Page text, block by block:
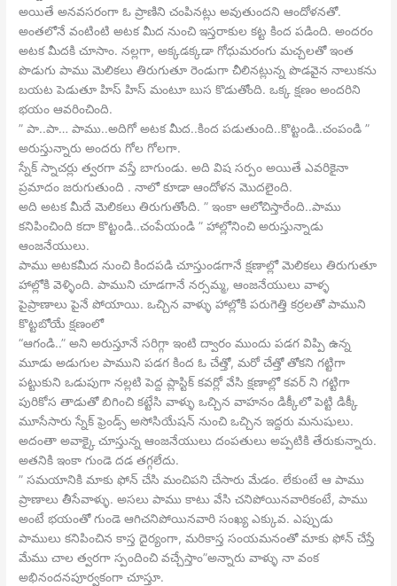
అయితే అనవసరంగా ఓ ప్రాణిని చంపినట్లు అవుతుందని ఆందోళనతో.
అంతలోనే వంటింటి అటక మీద నుంచి ఇస్తరాకుల కట్ట కింద పడింది. అందరం
అటక మీదకి చూసాం. నల్లగా, అక్కడక్కడా గోధుమరంగు మచ్చలతో ఇంత
పొడుగు పాము మెలికలు తిరుగుతూ రెండుగా చీలినట్లున్న పొడవైన నాలుకను
బయట పెడుతూ హిస్ హిస్ మంటూ బుస కొడుతోంది. ఒక్క క్షణం అందరిని
భయం ఆవరించింది.
” పా..పా… పాము..అదిగో అటక మీద..కింద పడుతుంది..కొట్టండి..చంపండి ”
అరుస్తున్నారు అందరు గోల గోలగా.
స్నేక్ స్నాచర్లు త్వరగా వస్తే బాగుండు. అది విష సర్పం అయితే ఎవరికైనా
ప్రమాదం జరుగుతుంది . నాలో కూడా ఆందోళన మొదలైంది.
అది అటక మీదే మెలికలు తిరుగుతోంది. ” ఇంకా ఆలోచిస్తారేంది..పాము
కనిపించింది కదా కొట్టండి..చంపేయండి ” హాల్లోనించి అరుస్తున్నాడు
ఆంజనేయులు.
పాము అటకమీద నుంచి కిందపడి చూస్తుండగానే క్షణాల్లో మెలికలు తిరుగుతూ
హాల్లోకి వెళ్ళింది. పాముని చూడగానే నర్సమ్మ, ఆంజనేయులు వాళ్ళ
పైప్రాణాలు పైనే పోయాయి. ఒచ్చిన వాళ్ళు హాల్లోకి పరుగెత్తి కర్రలతో పాముని
కొట్టబోయే క్షణంలో
“ఆగండి..” అని అరుస్తూనే సరిగ్గా ఇంటి ద్వారం ముందు పడగ విప్పి ఉన్న
మూడు అడుగుల పాముని పడగ కింద ఓ చేత్తో, మరో చేత్తో తోకని గట్టిగా
పట్టుకుని ఒడుపుగా నల్లటి పెద్ద ప్లాస్టిక్ కవర్లో వేసి క్షణాల్లో కవర్ ని గట్టిగా
పురికోస తాడుతో బిగించి కట్టేసి వాళ్ళు ఒచ్చిన వాహనం డిక్కీలో పెట్టి డిక్కీ
మూసేసారు స్నేక్ ఫ్రెండ్స్ అసోసియేషన్ నుంచి ఒచ్చిన ఇద్దరు మనుషులు.
అదంతా అవాక్కై చూస్తున్న ఆంజనేయులు దంపతులు అప్పటికి తేరుకున్నారు.
అతనికి ఇంకా గుండె దడ తగ్గలేదు.
” సమయానికి మాకు ఫోన్ చేసి మంచిపని చేసారు మేడం. లేకుంటే ఆ పాము
ప్రాణాలు తీసేవాళ్ళు. అసలు పాము కాటు వేసి చనిపోయినవారికంటే, పాము
అంటే భయంతో గుండె ఆగిచనిపోయినవారి సంఖ్య ఎక్కువ. ఎప్పుడు
పాములు కనిపించిన కాస్త దైర్యంగా, మరికాస్త సంయమనంతో మాకు ఫోన్ చేస్తే
మేము చాల త్వరగా స్పందించి వచ్చేస్తాం”అన్నారు వాళ్ళు నా వంక
అభినందనపూర్వకంగా చూస్తూ.